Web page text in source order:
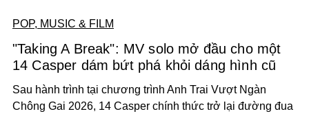
POP, MUSIC & FILM
"Taking A Break": MV solo mở đầu cho một
14 Casper dám bứt phá khỏi dáng hình cũ
Sau hành trình tại chương trình Anh Trai Vượt Ngàn
Chông Gai 2026, 14 Casper chính thức trở lại đường đua